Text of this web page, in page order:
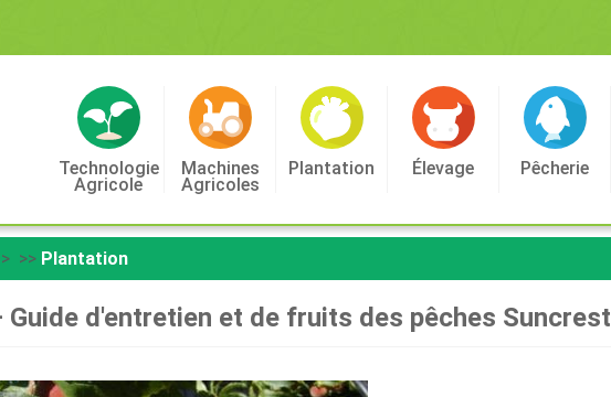
Technologie
Agricole
Machines
Agricoles
Plantation Élevage Pêcherie
> >> Plantation
d'entretien et de fruits des pêches Suncrest